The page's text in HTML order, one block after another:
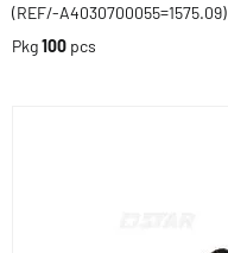
(REF/-A4030700055=1575.09)
Pkg100 pcs